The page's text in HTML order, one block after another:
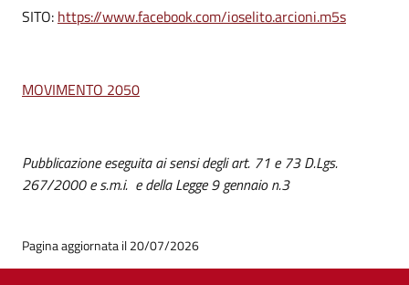
SITO: https://www.facebook.com/ioselito.arcioni.m5s
MOVIMENTO 2050
Pubblicazione eseguita ai sensi degli art. 71 e 73 D.Lgs.
267/2000 e s.m.i. e della Legge 9 gennaio n.3
Pagina aggiornata il 20/07/2026